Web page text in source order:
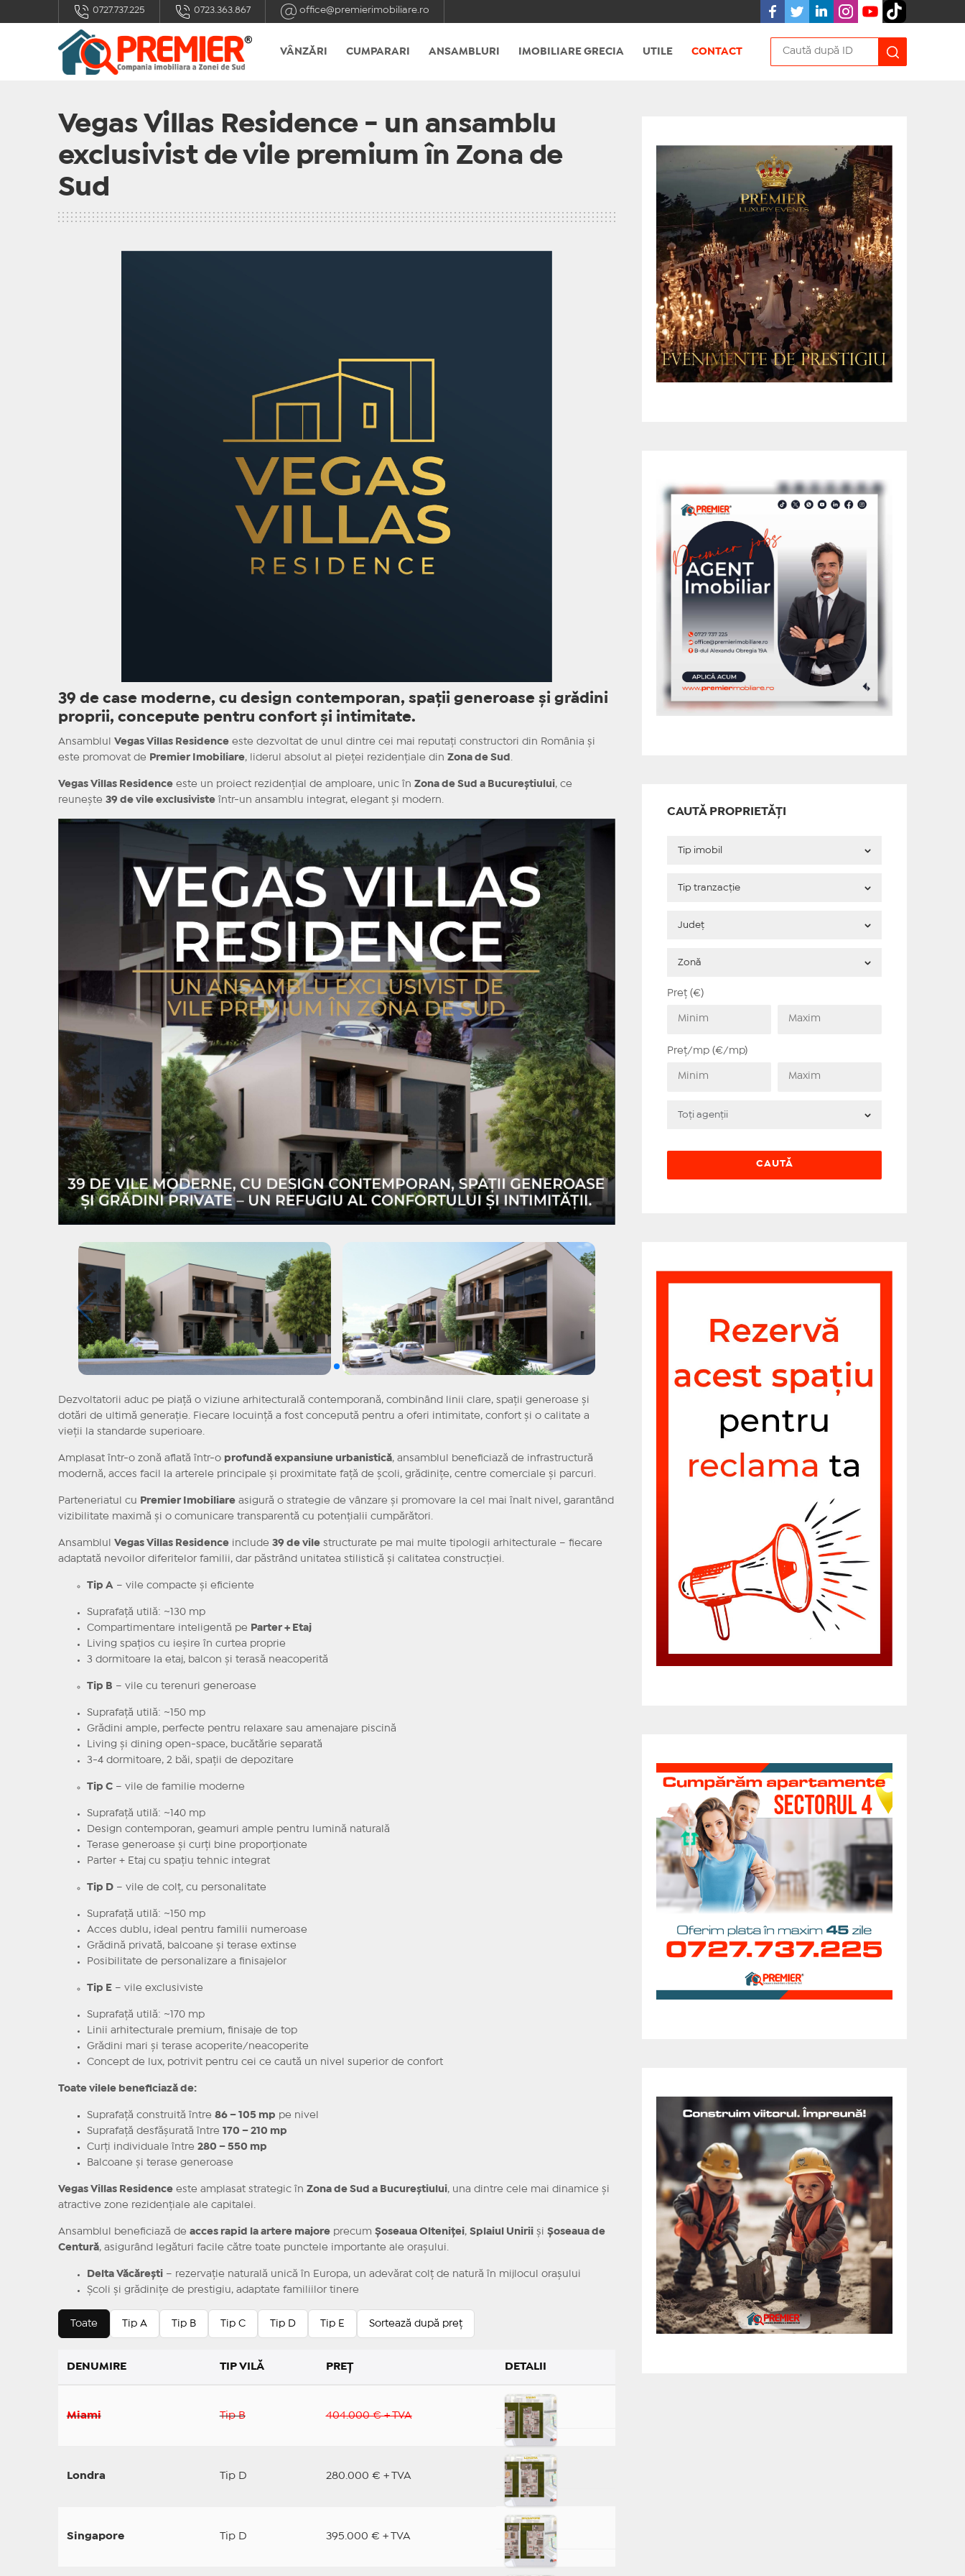
0727.737.225 0723.363.867 office@premierimobiliare.ro
VÂNZĂRI CUMPARARI ANSAMBLURI IMOBILIARE GRECIA UTILE CONTACT
Vegas Villas Residence - un ansamblu
exclusivist de vile premium în Zona de
Sud
39 de case moderne, cu design contemporan, spații generoase și grădini
proprii, concepute pentru confort și intimitate.
Ansamblul Vegas Villas Residenceeste dezvoltat de unul dintre cei mai reputați constructori din România și
este promovat de
Premier Imobiliare, liderul absolut al pieței rezidențiale din Zona de Sud
Vegas Villas Residenceeste un proiect rezidențial de amploare, unic în Zona de Sud a Bucureștiului, ce
reunește 39 de vile exclusivisteîntr-un ansamblu integrat, elegant și modern.
Dezvoltatorii aduc pe piață o viziune arhitecturală contemporană, combinând linii clare, spații generoase și
dotări de ultimă generație. Fiecare locuință a fost concepută pentru a oferi intimitate, confort și o calitate a
vieții la standarde superioare.
Amplasat într-o zonă aflată într-o profundă expansiune urbanistică, ansamblul beneficiază de infrastructură
modernă, acces facil la arterele principale și proximitate față de școli, grădinițe, centre comerciale și parcuri.
Parteneriatul cu Premier Imobiliareasigură o strategie de vânzare și promovare la cel mai înalt nivel, garantând
vizibilitate maximă și o comunicare transparentă cu potențialii cumpărători.
Ansamblul Vegas Villas Residenceinclude 39 de vilestructurate pe mai multe tipologii arhitecturale – fiecare
adaptată nevoilor diferitelor familii, dar păstrând unitatea stilistică și calitatea construcției.
Tip A – vile compacte și eficiente
Suprafață utilă: ~130 mp
Compartimentare inteligentă pe
Parter + Etaj
Living spațios cu ieșire în curtea proprie
3 dormitoare la etaj, balcon și terasă neacoperită
Tip B – vile cu terenuri generoase
Suprafață utilă: ~150 mp
Grădini ample, perfecte pentru relaxare sau amenajare piscină
Living și dining open-space, bucătărie separată
3-4 dormitoare, 2 băi, spații de depozitare
Tip C– vile de familie moderne
Suprafață utilă: ~140 mp
Design contemporan, geamuri ample pentru lumină naturală
Terase generoase și curți bine proporționate
Parter + Etaj cu spațiu tehnic integrat
Tip D– vile de colț, cu personalitate
Suprafață utilă: ~150 mp
Acces dublu, ideal pentru familii numeroase
Grădină privată, balcoane și terase extinse
Posibilitate de personalizare a finisajelor
Tip E– vile exclusiviste
Suprafață utilă: ~170 mp
Linii arhitecturale premium, finisaje de top
Grădini mari și terase acoperite/neacoperite
Concept de lux, potrivit pentru cei ce caută un nivel superior de confort
Toate vilele beneficiază de:
Suprafață construită între 86 – 105 mp pe nivel
Suprafață desfășurată între 170 – 210 mp
Curți individuale între 280 – 550 mp
Balcoane și terase generoase
Vegas Villas Residenceeste amplasat strategic în Zona de Sud a Bucureștiului, una dintre cele mai dinamice și
atractive zone rezidențiale ale capitalei.
Ansamblul beneficiază de acces rapid la artere majoreprecum Șoseaua Olteniței, Splaiul Uniriiși Șoseaua de
Centură, asigurând legături facile către toate punctele importante ale orașului.
Delta Văcărești– rezervație naturală unică în Europa, un adevărat colț de natură în mijlocul orașului
Școli și grădinițe de prestigiu, adaptate familiilor tinere
Toate Tip A Tip B Tip C Tip D Tip E Sortează după preț
DENUMIRE TIP VILĂ PREȚ DETALII
Miami Tip B 404.000 € + TVA
Londra Tip D 280.000 € + TVA
Singapore Tip D 395.000 € + TVA
CAUTĂ PROPRIETĂȚI
Preț (€)
Preț/mp (€/mp)